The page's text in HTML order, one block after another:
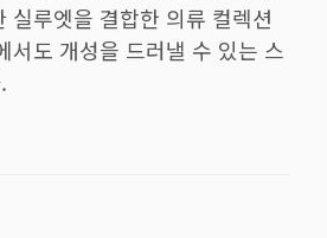
실루엣을 결합한 의류 컬렉션
서도 개성을 드러낼 수 있는 스